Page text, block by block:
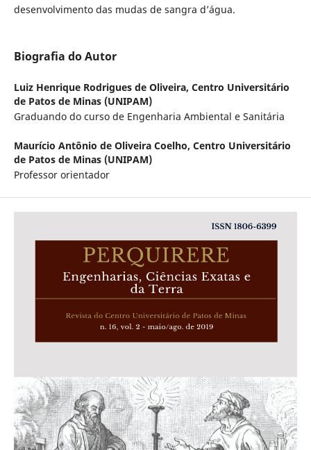
desenvolvimento das mudas de sangra d’água.
Biografia do Autor
Luiz Henrique Rodrigues de Oliveira, Centro Universitário
de Patos de Minas (UNIPAM)
Graduando do curso de Engenharia Ambiental e Sanitária
Maurício Antônio de Oliveira Coelho, Centro Universitário
de Patos de Minas (UNIPAM)
Professor orientador